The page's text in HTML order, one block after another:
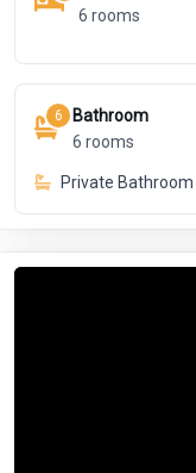
6 rooms
6
Bathroom
6 rooms
Private Bathroom